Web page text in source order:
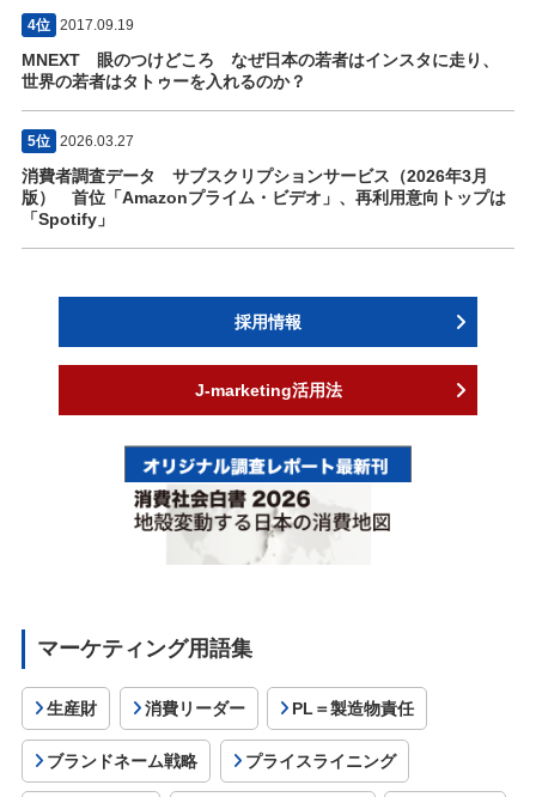
4位 2017.09.19
MNEXT 眼のつけどころ なぜ日本の若者はインスタに走り、
世界の若者はタトゥーを入れるのか？
5位 2026.03.27
消費者調査データ サブスクリプションサービス（2026年3月
版） 首位「Amazonプライム・ビデオ」、再利用意向トップは
「Spotify」
採用情報
J-marketing活用法
マーケティング用語集
生産財 消費リーダー PL＝製造物責任
ブランドネーム戦略 プライスライニング